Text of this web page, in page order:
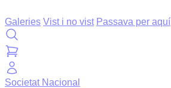
Galeries Vist i no vist Passava per aquí
Societat Nacional